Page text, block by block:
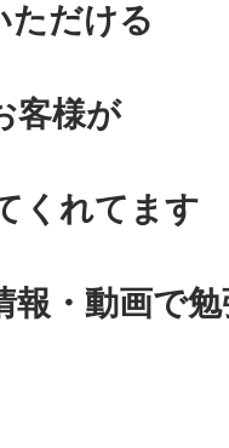
ただける
客様が
くれてます
報・動画で